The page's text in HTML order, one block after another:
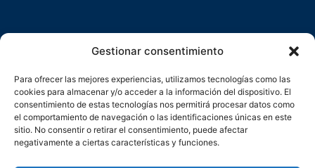
Gestionar consentimiento
Para ofrecer las mejores experiencias, utilizamos tecnologías como las
cookies para almacenar y/o acceder a la información del dispositivo. El
consentimiento de estas tecnologías nos permitirá procesar datos como
el comportamiento de navegación o las identificaciones únicas en este
sitio. No consentir o retirar el consentimiento, puede afectar
negativamente a ciertas características y funciones.
Redes sociales